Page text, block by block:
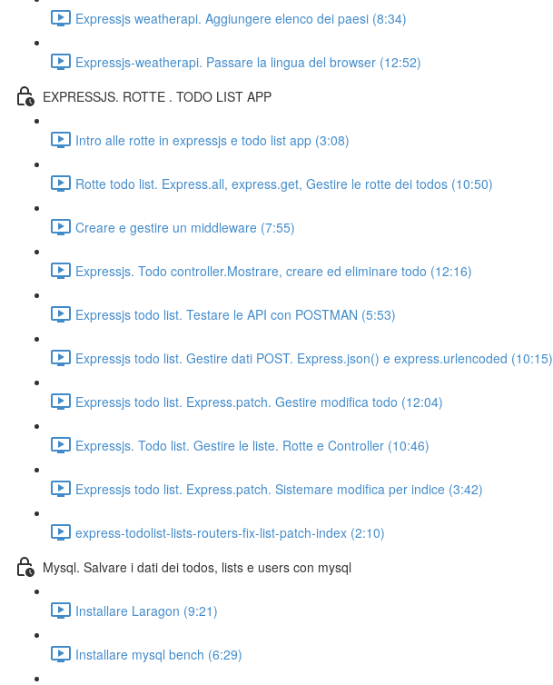
Expressjs weatherapi. Aggiungere elenco dei paesi (8:34)
Expressjs-weatherapi. Passare la lingua del browser (12:52)
EXPRESSJS. ROTTE . TODO LIST APP
Intro alle rotte in expressjs e todo list app (3:08)
Rotte todo list. Express.all, express.get, Gestire le rotte dei todos (10:50)
Creare e gestire un middleware (7:55)
Expressjs. Todo controller.Mostrare, creare ed eliminare todo (12:16)
Expressjs todo list. Testare le API con POSTMAN (5:53)
Expressjs todo list. Gestire dati POST. Express.json() e express.urlencoded (10:15)
Expressjs todo list. Express.patch. Gestire modifica todo (12:04)
Expressjs. Todo list. Gestire le liste. Rotte e Controller (10:46)
Expressjs todo list. Express.patch. Sistemare modifica per indice (3:42)
express-todolist-lists-routers-fix-list-patch-index (2:10)
Mysql. Salvare i dati dei todos, lists e users con mysql
Installare Laragon (9:21)
Installare mysql bench (6:29)